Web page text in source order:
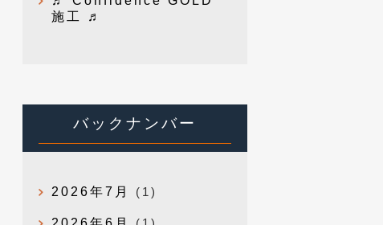
施工 ♬
バックナンバー
2026年7月 (1)